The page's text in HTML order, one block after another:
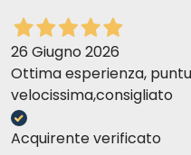
26 Giugno 2026
Ottima esperienza,
velocissima,consigliato
Acquirente verificato